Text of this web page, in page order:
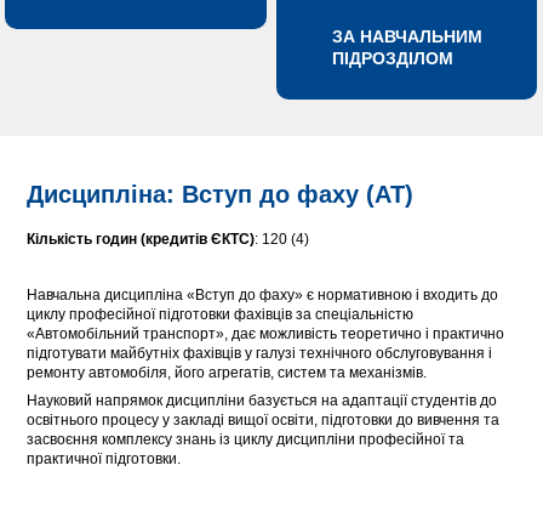
ЗА НАВЧАЛЬНИМ
ПІДРОЗДІЛОМ
Дисципліна: Вступ до фаху (АТ)
Кількість годин (кредитів ЄКТС): 120 (4)
Навчальна дисципліна «Вступ до фаху» є нормативною і входить до
циклу професійної підготовки фахівців за спеціальністю
«Автомобільний транспорт», дає можливість теоретично і практично
підготувати майбутніх фахівців у галузі технічного обслуговування і
ремонту автомобіля, його агрегатів, систем та механізмів.
Науковий напрямок дисципліни базується на адаптації студентів до
освітнього процесу у закладі вищої освіти, підготовки до вивчення та
засвоєння комплексу знань із циклу дисципліни професійної та
практичної підготовки.